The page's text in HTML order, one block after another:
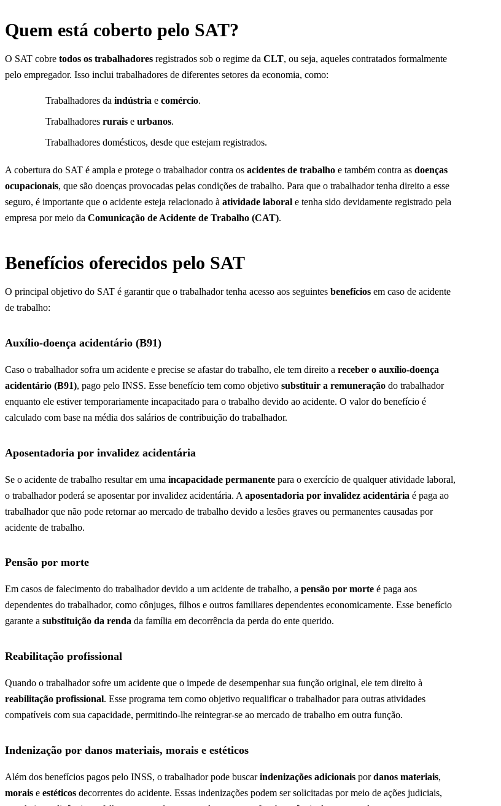
Quem está coberto pelo SAT?
O SAT cobre todos os trabalhadores registrados sob o regime da CLT, ou seja, aqueles contratados formalmente
pelo empregador. Isso inclui trabalhadores de diferentes setores da economia, como:
Trabalhadores da indústria e comércio.
Trabalhadores rurais e urbanos.
Trabalhadores domésticos, desde que estejam registrados.
A cobertura do SAT é ampla e protege o trabalhador contra os acidentes de trabalho e também contra as doenças
ocupacionais, que são doenças provocadas pelas condições de trabalho. Para que o trabalhador tenha direito a esse
seguro, é importante que o acidente esteja relacionado à atividade laboral e tenha sido devidamente registrado pela
empresa por meio da Comunicação de Acidente de Trabalho (CAT).
Benefícios oferecidos pelo SAT
O principal objetivo do SAT é garantir que o trabalhador tenha acesso aos seguintes benefícios em caso de acidente
de trabalho:
Auxílio-doença acidentário (B91)
Caso o trabalhador sofra um acidente e precise se afastar do trabalho, ele tem direito a receber o auxílio-doença
acidentário (B91), pago pelo INSS. Esse benefício tem como objetivo substituir a remuneração do trabalhador
enquanto ele estiver temporariamente incapacitado para o trabalho devido ao acidente. O valor do benefício é
calculado com base na média dos salários de contribuição do trabalhador.
Aposentadoria por invalidez acidentária
Se o acidente de trabalho resultar em uma incapacidade permanente para o exercício de qualquer atividade laboral,
o trabalhador poderá se aposentar por invalidez acidentária. A aposentadoria por invalidez acidentária é paga ao
trabalhador que não pode retornar ao mercado de trabalho devido a lesões graves ou permanentes causadas por
acidente de trabalho.
Pensão por morte
Em casos de falecimento do trabalhador devido a um acidente de trabalho, a pensão por morte é paga aos
dependentes do trabalhador, como cônjuges, filhos e outros familiares dependentes economicamente. Esse benefício
garante a substituição da renda da família em decorrência da perda do ente querido.
Reabilitação profissional
Quando o trabalhador sofre um acidente que o impede de desempenhar sua função original, ele tem direito à
reabilitação profissional. Esse programa tem como objetivo requalificar o trabalhador para outras atividades
compatíveis com sua capacidade, permitindo-lhe reintegrar-se ao mercado de trabalho em outra função.
Indenização por danos materiais, morais e estéticos
Além dos benefícios pagos pelo INSS, o trabalhador pode buscarindenizações adicionais pordanos materiais,
morais e estéticos decorrentes do acidente. Essas indenizações podem ser solicitadas por meio de ações judiciais,